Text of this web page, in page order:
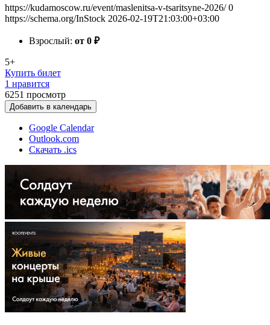
https://kudamoscow.ru/event/maslenitsa-v-tsaritsyne-2026/ 0
https://schema.org/InStock 2026-02-19T21:03:00+03:00
Взрослый: от 0 ₽
5+
Купить билет
1 нравится
6251 просмотр
Добавить в календарь
Google Calendar
Outlook.com
Скачать .ics